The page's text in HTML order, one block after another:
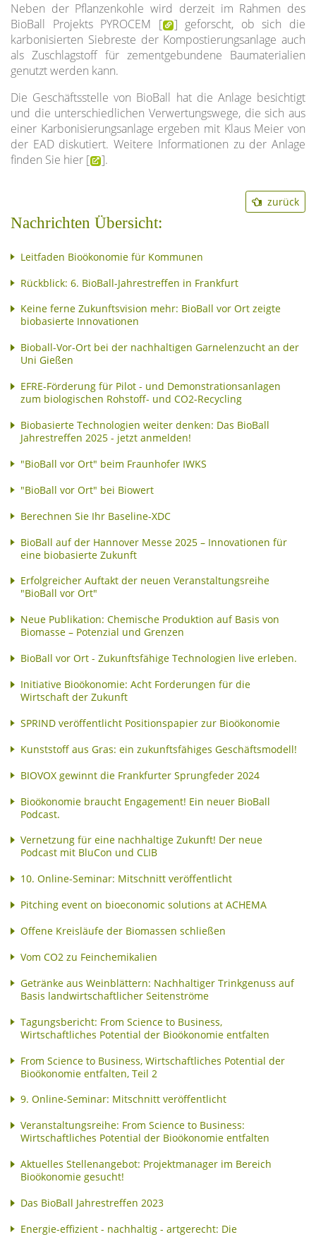
Neben der Pflanzenkohle wird derzeit im Rahmen des
BioBall Projekts PYROCEM [
] geforscht, ob sich die
karbonisierten Siebreste der Kompostierungsanlage auch
als Zuschlagstoff für zementgebundene Baumaterialien
genutzt werden kann.
Die Geschäftsstelle von BioBall hat die Anlage besichtigt
und die unterschiedlichen Verwertungswege, die sich aus
einer Karbonisierungsanlage ergeben mit Klaus Meier von
der EAD diskutiert. Weitere Informationen zu der Anlage
finden Sie hier [
].
zurück
Nachrichten Übersicht:
Leitfaden Bioökonomie für Kommunen
Rückblick: 6. BioBall-Jahrestreffen in Frankfurt
Keine ferne Zukunftsvision mehr: BioBall vor Ort zeigte
biobasierte Innovationen
Bioball-Vor-Ort bei der nachhaltigen Garnelenzucht an der
Uni Gießen
EFRE-Förderung für Pilot - und Demonstrationsanlagen
zum biologischen Rohstoff- und CO2-Recycling
Biobasierte Technologien weiter denken: Das BioBall
Jahrestreffen 2025 - jetzt anmelden!
"BioBall vor Ort" beim Fraunhofer IWKS
"BioBall vor Ort" bei Biowert
Berechnen Sie Ihr Baseline-XDC
BioBall auf der Hannover Messe 2025 – Innovationen für
eine biobasierte Zukunft
Erfolgreicher Auftakt der neuen Veranstaltungsreihe
"BioBall vor Ort"
Neue Publikation: Chemische Produktion auf Basis von
Biomasse – Potenzial und Grenzen
BioBall vor Ort - Zukunftsfähige Technologien live erleben.
Initiative Bioökonomie: Acht Forderungen für die
Wirtschaft der Zukunft
SPRIND veröffentlicht Positionspapier zur Bioökonomie
Kunststoff aus Gras: ein zukunftsfähiges Geschäftsmodell!
BIOVOX gewinnt die Frankfurter Sprungfeder 2024
Bioökonomie braucht Engagement! Ein neuer BioBall
Podcast.
Vernetzung für eine nachhaltige Zukunft! Der neue
Podcast mit BluCon und CLIB
10. Online-Seminar: Mitschnitt veröffentlicht
Pitching event on bioeconomic solutions at ACHEMA
Offene Kreisläufe der Biomassen schließen
Vom CO2 zu Feinchemikalien
Getränke aus Weinblättern: Nachhaltiger Trinkgenuss auf
Basis landwirtschaftlicher Seitenströme
Tagungsbericht: From Science to Business,
Wirtschaftliches Potential der Bioökonomie entfalten
From Science to Business, Wirtschaftliches Potential der
Bioökonomie entfalten, Teil 2
9. Online-Seminar: Mitschnitt veröffentlicht
Veranstaltungsreihe: From Science to Business:
Wirtschaftliches Potential der Bioökonomie entfalten
Aktuelles Stellenangebot: Projektmanager im Bereich
Bioökonomie gesucht!
Das BioBall Jahrestreffen 2023
Energie-effizient - nachhaltig - artgerecht: Die